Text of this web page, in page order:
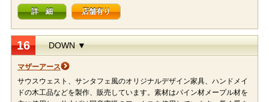
詳 細 店舗有り
16 DOWN ▼
マザーアース
サウスウェスト、サンタフェ風のオリジナルデザイン家具、ハンドメイ
ドの木工品などを製作、販売しています。素材はパイン材メープル材を